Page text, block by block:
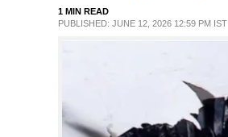
CASE DIARY
1 MIN READ
PUBLISHED: JUNE 12, 2026 12:59 PM IST